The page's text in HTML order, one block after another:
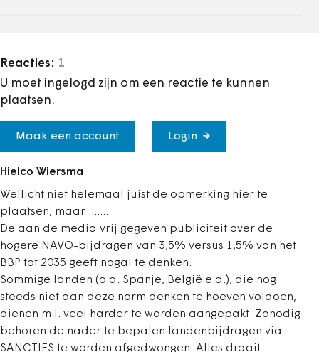
Reacties: 1
U moet ingelogd zijn om een reactie te kunnen
plaatsen.
Maak een account Login
Hielco Wiersma
Wellicht niet helemaal juist de opmerking hier te
plaatsen, maar .......
De aan de media vrij gegeven publiciteit over de
hogere NAVO-bijdragen van 3,5% versus 1,5% van het
BBP tot 2035 geeft nogal te denken.
Sommige landen (o.a. Spanje, België e.a.), die nog
steeds niet aan deze norm denken te hoeven voldoen,
dienen m.i. veel harder te worden aangepakt. Zonodig
behoren de nader te bepalen landenbijdragen via
SANCTIES te worden afgedwongen. Alles draait